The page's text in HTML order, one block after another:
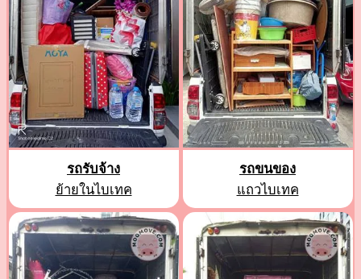
รถรับจ้าง
ย้ายในไบเทค
รถขนของ
แถวไบเทค